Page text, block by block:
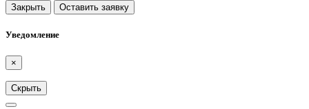
Закрыть Оставить заявку
Уведомление
×
Скрыть